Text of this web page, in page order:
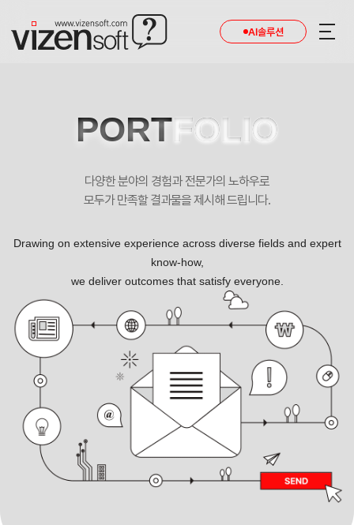
AI솔루션
후성바이오 반응형 기업 홈페이지제작 포트폴리오
PORTFOLIO
다양한 분야의 경험과 전문가의 노하우로
모두가 만족할 결과물을 제시해 드립니다.
Drawing on extensive experience across diverse fields and expert
know-how,
we deliver outcomes that satisfy everyone.